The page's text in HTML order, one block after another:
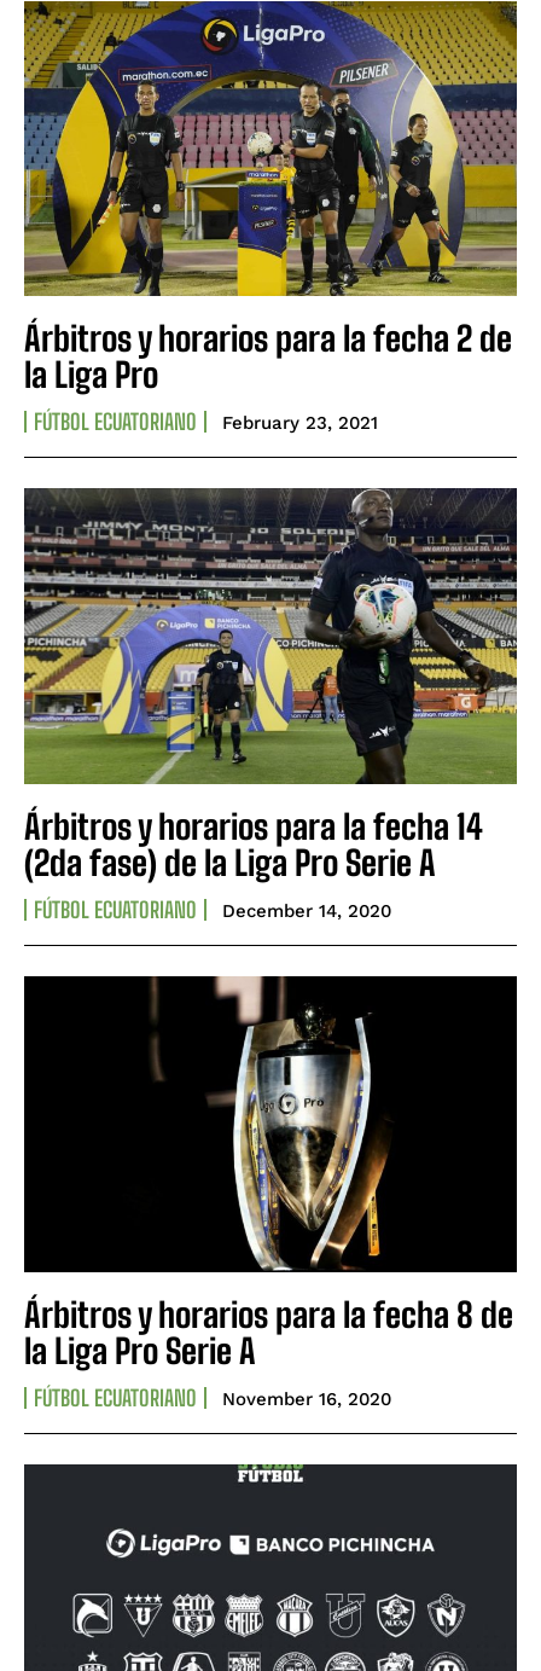
Árbitros y horarios para la fecha 2 de
la Liga Pro
FÚTBOL ECUATORIANO February 23, 2021
Árbitros y horarios para la fecha 14
(2da fase) de la Liga Pro Serie A
FÚTBOL ECUATORIANO December 14, 2020
Árbitros y horarios para la fecha 8 de
la Liga Pro Serie A
FÚTBOL ECUATORIANO November 16, 2020